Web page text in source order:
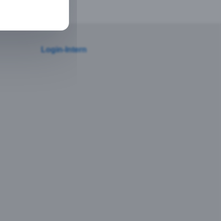
Login-Intern